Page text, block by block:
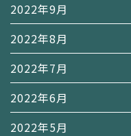
2022年9月
2022年8月
2022年7月
2022年6月
2022年5月